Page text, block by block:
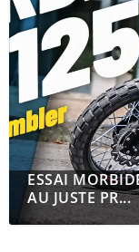
ESSAI
AU JUSTE PR...